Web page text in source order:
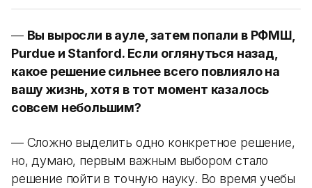
— Вы выросли в ауле, затем попали в РФМШ,
Purdue и Stanford. Если оглянуться назад,
какое решение сильнее всего повлияло на
вашу жизнь, хотя в тот момент казалось
совсем небольшим?
— Сложно выделить одно конкретное решение,
но, думаю, первым важным выбором стало
решение пойти в точную науку. Во время учебы